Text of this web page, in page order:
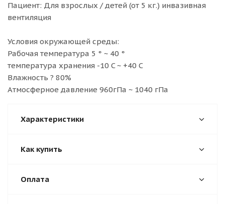
Пациент: Для взрослых / детей (от 5 кг.) инвазивная
вентиляция
Условия окружающей среды:
Рабочая температура 5 ° ~ 40 °
температура хранения -10 C ~ +40 C
Влажность ? 80%
Атмосферное давление 960гПа ~ 1040 гПа
Характеристики
Как купить
Оплата